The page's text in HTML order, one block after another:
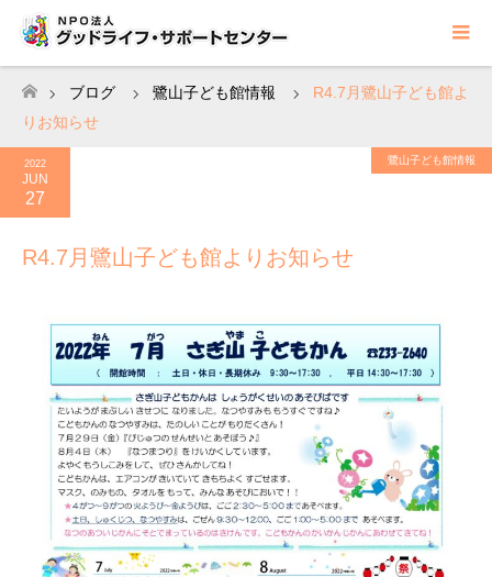
ホーム
ブログ 鷺山子ども館情報
R4.7月鷺山子ども館よ
りお知らせ
2022
JUN
27
鷺山子ども館情報
R4.7月鷺山子ども館よりお知らせ